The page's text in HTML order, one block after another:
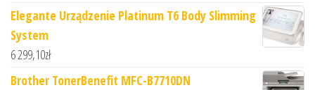
Elegante Urządzenie Platinum T6 Body Slimming
System
6 299,10zł
Brother TonerBenefit MFC-B7710DN